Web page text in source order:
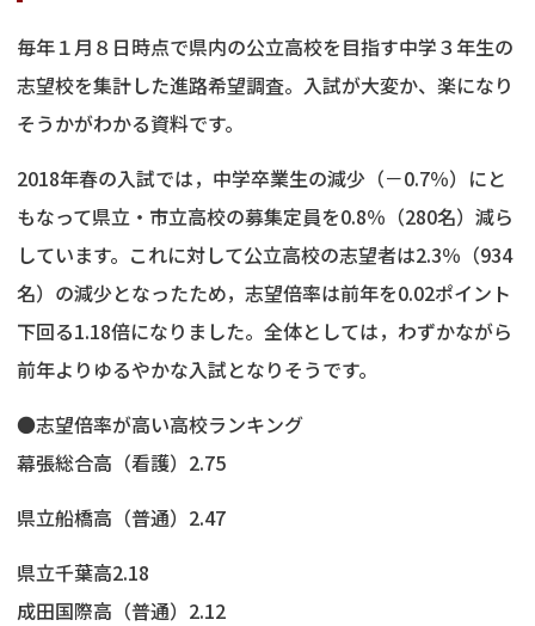
毎年１月８日時点で県内の公立高校を目指す中学３年生の
志望校を集計した進路希望調査。入試が大変か、楽になり
そうかがわかる資料です。
2018年春の入試では，中学卒業生の減少（－0.7％）にと
もなって県立・市立高校の募集定員を0.8％（280名）減ら
しています。これに対して公立高校の志望者は2.3％（934
名）の減少となったため，志望倍率は前年を0.02ポイント
下回る1.18倍になりました。全体としては，わずかながら
前年よりゆるやかな入試となりそうです。
●志望倍率が高い高校ランキング
幕張総合高（看護）2.75
県立船橋高（普通）2.47
県立千葉高2.18
成田国際高（普通）2.12